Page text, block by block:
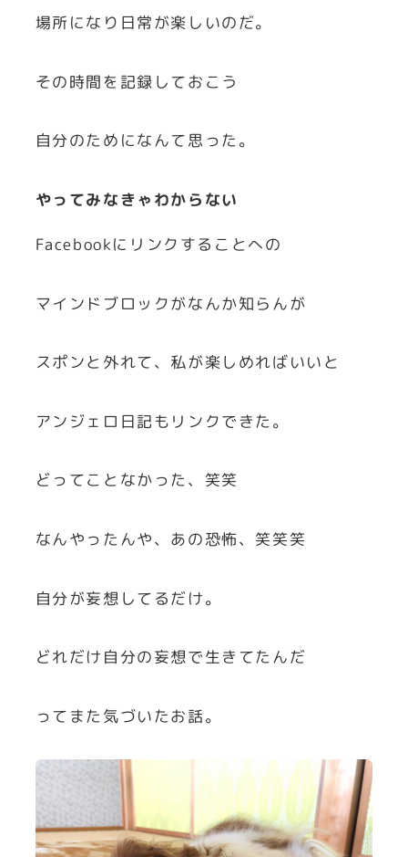
場所になり日常が楽しいのだ。
その時間を記録しておこう
自分のためになんて思った。
やってみなきゃわからない
Facebookにリンクすることへの
マインドブロックがなんか知らんが
スポンと外れて、私が楽しめればいいと
アンジェロ日記もリンクできた。
どってことなかった、笑笑
なんやったんや、あの恐怖、笑笑笑
自分が妄想してるだけ。
どれだけ自分の妄想で生きてたんだ
ってまた気づいたお話。